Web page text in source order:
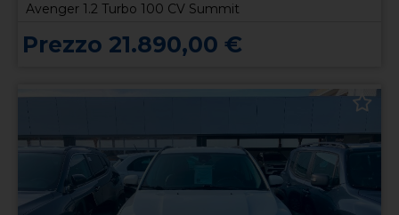
Avenger 1.2 Turbo 100 CV Summit
Prezzo 21.890,00 €